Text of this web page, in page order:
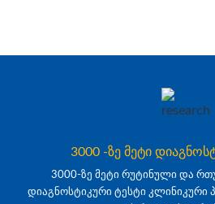
3000 -ზე მეტი
3000-ზე მეტი რუტინული და
დიაგნოსტიკური ტესტი კლინიკური